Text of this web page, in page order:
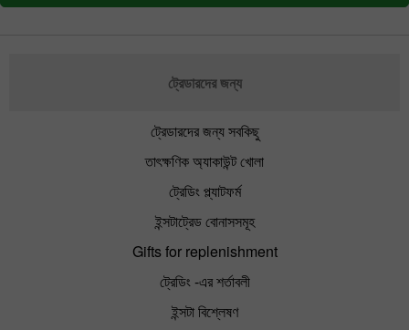
ট্রেডারদের জন্য
ট্রেডারদের জন্য সবকিছু
তাৎক্ষণিক অ্যাকাউন্ট খোলা
ট্রেডিং প্ল্যাটফর্ম
ইন্সটাট্রেড বোনাসসমূহ
Gifts for replenishment
ট্রেডিং -এর শর্তাবলী
ইন্সটা বিশ্লেষণ